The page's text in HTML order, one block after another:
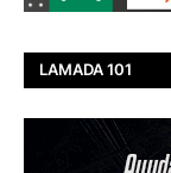
LAMADA 101